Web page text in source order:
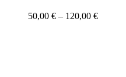
50,00 € – 120,00 €Price